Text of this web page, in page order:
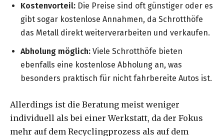
Kostenvorteil: Die Preise sind oft günstiger oder es
gibt sogar kostenlose Annahmen, da Schrotthöfe
das Metall direkt weiterverarbeiten und verkaufen.
Abholung möglich: Viele Schrotthöfe bieten
ebenfalls eine kostenlose Abholung an, was
besonders praktisch für nicht fahrbereite Autos ist.
Allerdings ist die Beratung meist weniger
individuell als bei einer Werkstatt, da der Fokus
mehr auf dem Recyclingprozess als auf dem